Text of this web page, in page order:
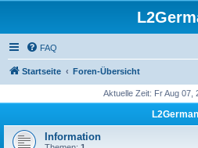
FAQ
Startseite Foren-Übersicht
Aktuelle Zeit: Fr Aug 07,
L2German
Information